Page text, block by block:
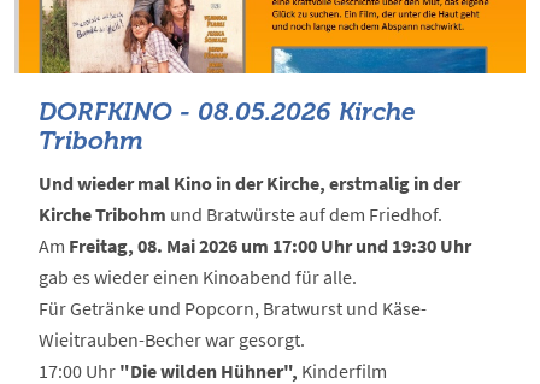
DORFKINO - 08.05.2026 Kirche
Tribohm
Und wieder mal Kino in der Kirche, erstmalig in der
Kirche Tribohm und Bratwürste auf dem Friedhof.
Am Freitag, 08. Mai 2026 um 17:00 Uhr und 19:30 Uhr
gab es wieder einen Kinoabend für alle.
Für Getränke und Popcorn, Bratwurst und Käse-
Wieitrauben-Becher war gesorgt.
17:00 Uhr "Die wilden Hühner", Kinderfilm